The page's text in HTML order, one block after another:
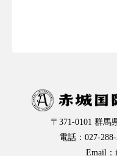
〒371-0101 群馬
電話：027-
Email：